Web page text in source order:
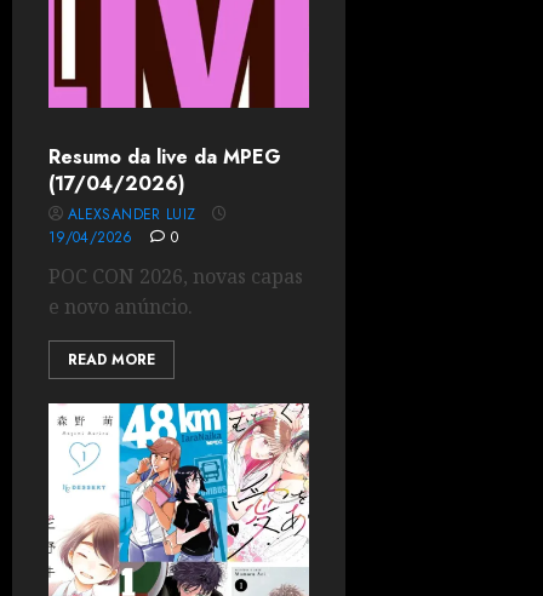
Resumo da live da MPEG
(17/04/2026)
ALEXSANDER LUIZ
19/04/2026
0
POC CON 2026, novas capas
e novo anúncio.
READ MORE